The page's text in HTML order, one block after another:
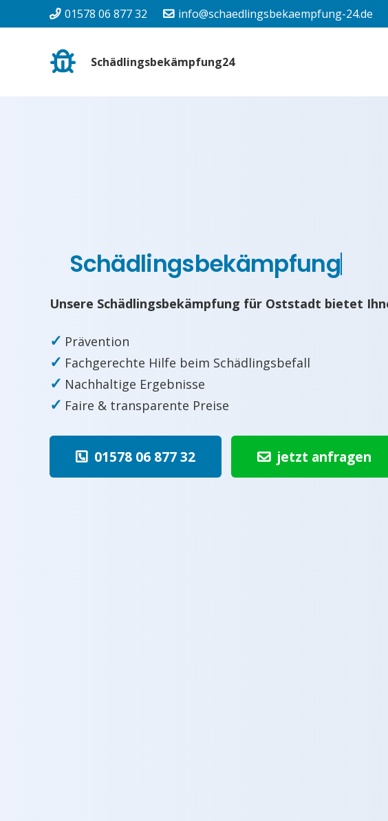
01578 06 877 32 info@schaedlingsbekaempfung-24.de
Schädlingsbekämpfung24
Schädlingsbekämpfung
Unsere Schädlingsbekämpfung für Oststadt bietet
✓ Prävention
✓ Fachgerechte Hilfe beim Schädlingsbefall
✓ Nachhaltige Ergebnisse
✓ Faire & transparente Preise
01578 06 877 32 jetzt anfragen